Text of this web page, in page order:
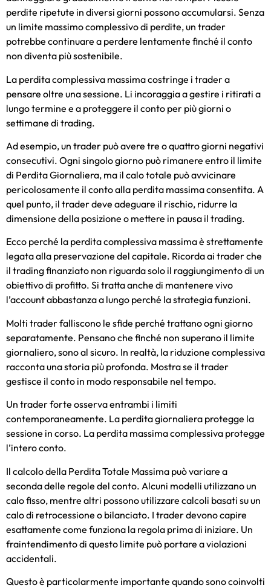
perdite ripetute in diversi giorni possono accumularsi. Senza
un limite massimo complessivo di perdite, un trader
potrebbe continuare a perdere lentamente finché il conto
non diventa più sostenibile.
La perdita complessiva massima costringe i trader a
pensare oltre una sessione. Li incoraggia a gestire i ritirati a
lungo termine e a proteggere il conto per più giorni o
settimane di trading.
Ad esempio, un trader può avere tre o quattro giorni negativi
consecutivi. Ogni singolo giorno può rimanere entro il limite
di Perdita Giornaliera, ma il calo totale può avvicinare
pericolosamente il conto alla perdita massima consentita. A
quel punto, il trader deve adeguare il rischio, ridurre la
dimensione della posizione o mettere in pausa il trading.
Ecco perché la perdita complessiva massima è strettamente
legata alla preservazione del capitale. Ricorda ai trader che
il trading finanziato non riguarda solo il raggiungimento di un
obiettivo di profitto. Si tratta anche di mantenere vivo
l’account abbastanza a lungo perché la strategia funzioni.
Molti trader falliscono le sfide perché trattano ogni giorno
separatamente. Pensano che finché non superano il limite
giornaliero, sono al sicuro. In realtà, la riduzione complessiva
racconta una storia più profonda. Mostra se il trader
gestisce il conto in modo responsabile nel tempo.
Un trader forte osserva entrambi i limiti
contemporaneamente. La perdita giornaliera protegge la
sessione in corso. La perdita massima complessiva protegge
l’intero conto.
Il calcolo della Perdita Totale Massima può variare a
seconda delle regole del conto. Alcuni modelli utilizzano un
calo fisso, mentre altri possono utilizzare calcoli basati su un
calo di retrocessione o bilanciato. I trader devono capire
esattamente come funziona la regola prima di iniziare. Un
fraintendimento di questo limite può portare a violazioni
accidentali.
Questo è particolarmente importante quando sono coinvolti